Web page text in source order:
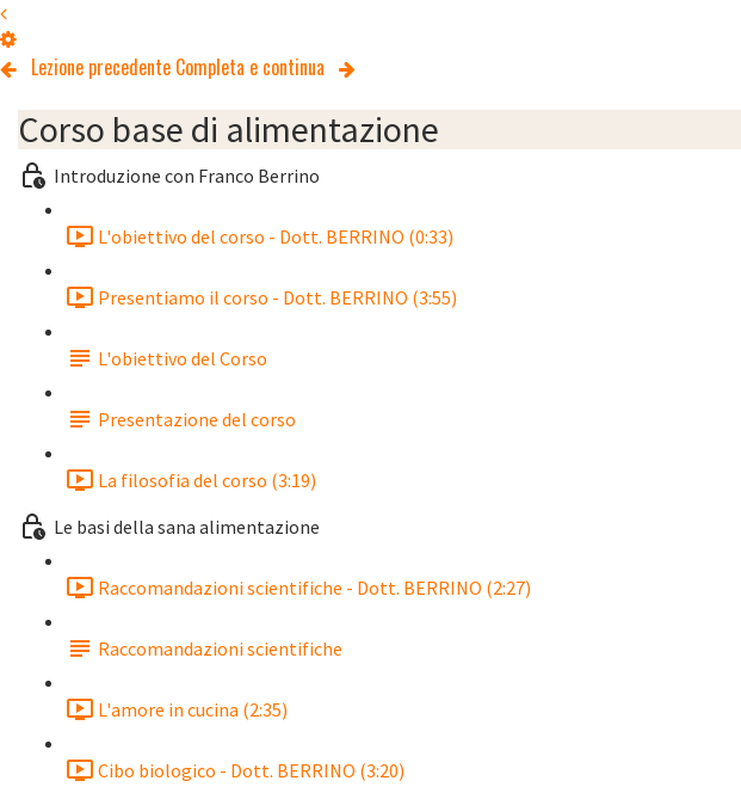
Lezione precedente Completa e continua
Corso base di alimentazione
Introduzione con Franco Berrino
L'obiettivo del corso - Dott. BERRINO (0:33)
Presentiamo il corso - Dott. BERRINO (3:55)
L'obiettivo del Corso
Presentazione del corso
La filosofia del corso (3:19)
Le basi della sana alimentazione
Raccomandazioni scientifiche - Dott. BERRINO (2:27)
Raccomandazioni scientifiche
L'amore in cucina (2:35)
Cibo biologico - Dott. BERRINO (3:20)